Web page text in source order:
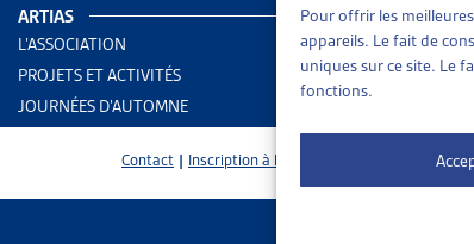
Pour offrir les
appareils. Le fait de
uniques sur ce site. Le
fonctions.
ARTIAS
L’ASSOCIATION
PROJETS ET ACTIVITÉS
JOURNÉES D’AUTOMNE
Contact | Inscription à la Newsletter